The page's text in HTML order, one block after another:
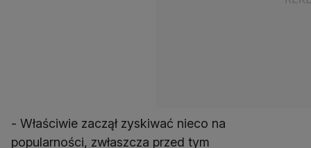
- Właściwie zaczął zyskiwać nieco na
popularności, zwłaszcza przed tym